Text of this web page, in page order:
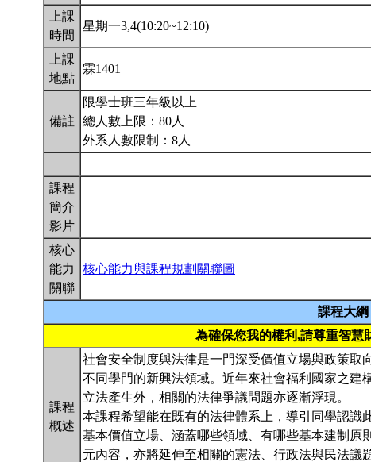
上課
時間
星期一3,4(10:20~12:10)
上課
地點
霖1401
備註
限學士班三年級以上
總人數上限：80人
外系人數限制：8人
課程
簡介
影片
核心
能力
關聯
核心能力與課程規劃關聯圖
課程大綱
為確保您我的權利,請尊重智慧
課程
概述
社會安全制度與法律是一門深受價值立場與政策取
不同學門的新興法領域。近年來社會福利國家之建
立法產生外，相關的法律爭議問題亦逐漸浮現。
本課程希望能在既有的法律體系上，導引同學認識
基本價值立場、涵蓋哪些領域、有哪些基本建制原
元內容，亦將延伸至相關的憲法、行政法與民法議